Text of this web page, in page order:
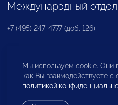
Международный
+7 (495) 247-4777 (доб. 126)
Бюро по защите прав
инвесторов
Мы используем cookie. Они
как Вы взаимодействуете с
политикой